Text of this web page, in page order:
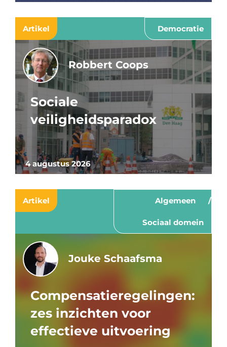
Artikel Democratie
4 augustus 2026
Robbert Coops
Sociale
veiligheidsparadox
Artikel Algemeen
Sociaal domein
Jouke Schaafsma
Compensatieregelingen:
zes inzichten voor
effectieve uitvoering